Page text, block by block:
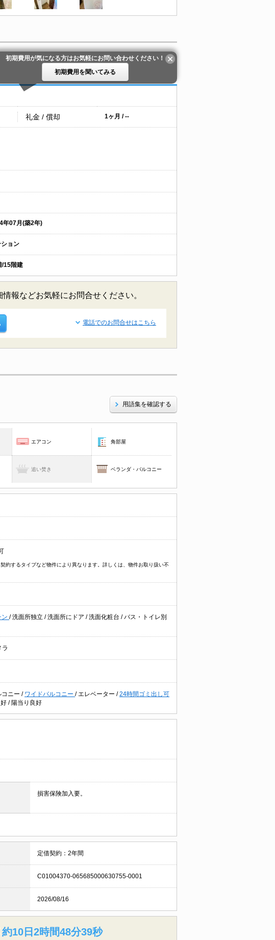
初期費用が気になる方はお気軽にお問い合わせください！
初期費用を聞いてみる
礼金 / 償却 1ヶ月 / --
年07月(築2年)
ション
/15階建
報などお気軽にお問合せください。
電話でのお問合せはこちら
用語集を確認する
エアコン 角部屋
追い焚き ベランダ・バルコニー
するタイプなど物件により異なります。詳しくは、物件お取り扱い不
ン /洗面所独立 /洗面所にドア /洗面化粧台 /バス・トイレ別
ラ
コニー / ワイドバルコニー / エレベーター /24時間ゴミ出し可
/ 陽当り良好
損害保険加入要。
定借契約：2年間
C01004370-065685000630755-0001
2026/08/16
10日2時間48分38秒